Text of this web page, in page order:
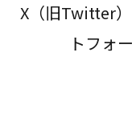
X（旧Twitter
トフォ